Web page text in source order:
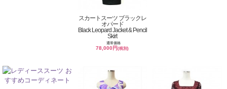
スカートスーツ ブラックレ
オパード
Black Leopard Jacket & Pencil
Skirt
通常価格
78,000円(税別)